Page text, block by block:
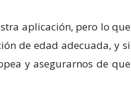
aplicación, pero lo que
de edad adecuada, y si
y asegurarnos de que